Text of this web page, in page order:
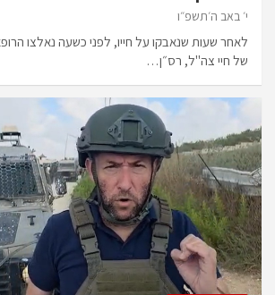
י׳ באב ה׳תשפ״ו
לאחר שעות שנאבקו על חייו, לפני כשעה נאלצו
של חיי צה"ל, רס״ן…